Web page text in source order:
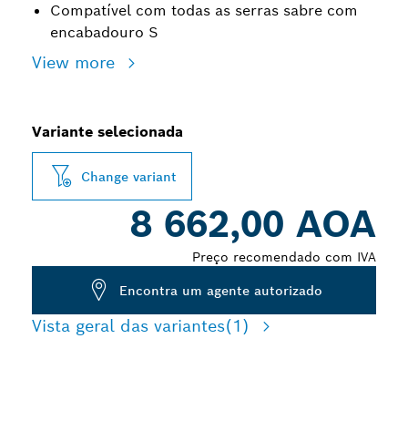
Compatível com todas as serras sabre com
encabadouro S
View more
Variante selecionada
Change variant
8 662,00 AOA
Preço recomendado com IVA
Encontra um agente autorizado
Vista geral das variantes(1)